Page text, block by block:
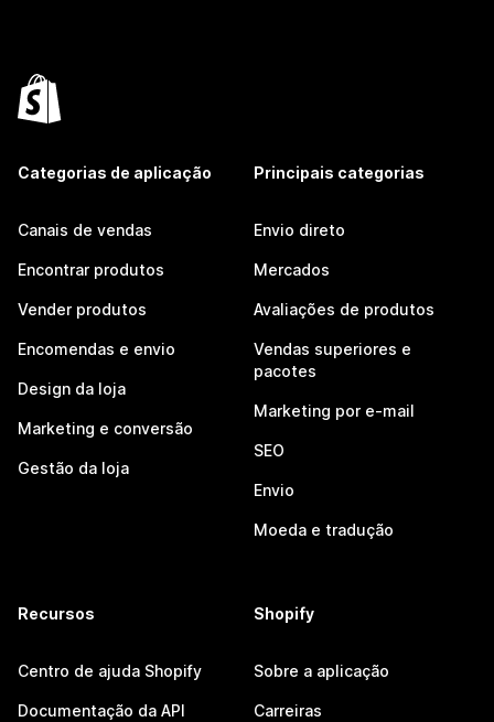
Categorias de aplicação
Canais de vendas
Encontrar produtos
Vender produtos
Encomendas e envio
Design da loja
Marketing e conversão
Gestão da loja
Principais categorias
Envio direto
Mercados
Avaliações de produtos
Vendas superiores e
pacotes
Marketing por e-mail
SEO
Envio
Moeda e tradução
Recursos
Centro de ajuda Shopify
Documentação da API
Shopify
Sobre a aplicação
Carreiras